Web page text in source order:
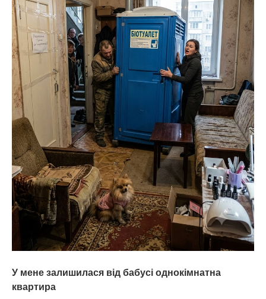
У мене залишилася від бабусі однокімнатна
квартира